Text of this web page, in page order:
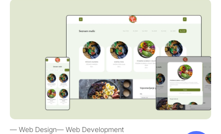
Web Design Web Development